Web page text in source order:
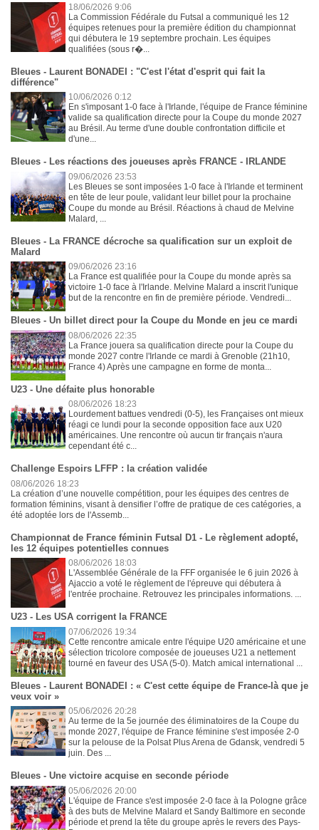
18/06/2026 9:06
La Commission Fédérale du Futsal a communiqué les 12
équipes retenues pour la première édition du championnat
qui débutera le 19 septembre prochain. Les équipes
qualifiées (sous r�...
Bleues - Laurent BONADEI : "C'est l'état d'esprit qui fait la
différence"
10/06/2026 0:12
En s'imposant 1-0 face à l'Irlande, l'équipe de France féminine
valide sa qualification directe pour la Coupe du monde 2027
au Brésil. Au terme d'une double confrontation difficile et
d'une...
Bleues - Les réactions des joueuses après FRANCE - IRLANDE
09/06/2026 23:53
Les Bleues se sont imposées 1-0 face à l'Irlande et terminent
en tête de leur poule, validant leur billet pour la prochaine
Coupe du monde au Brésil. Réactions à chaud de Melvine
Malard, ...
Bleues - La FRANCE décroche sa qualification sur un exploit de
Malard
09/06/2026 23:16
La France est qualifiée pour la Coupe du monde après sa
victoire 1-0 face à l'Irlande. Melvine Malard a inscrit l'unique
but de la rencontre en fin de première période. Vendredi...
Bleues - Un billet direct pour la Coupe du Monde en jeu ce mardi
08/06/2026 22:35
La France jouera sa qualification directe pour la Coupe du
monde 2027 contre l'Irlande ce mardi à Grenoble (21h10,
France 4) Après une campagne en forme de monta...
U23 - Une défaite plus honorable
08/06/2026 18:23
Lourdement battues vendredi (0-5), les Françaises ont mieux
réagi ce lundi pour la seconde opposition face aux U20
américaines. Une rencontre où aucun tir français n'aura
cependant été c...
Challenge Espoirs LFFP : la création validée
08/06/2026 18:23
La création d’une nouvelle compétition, pour les équipes des centres de
formation féminins, visant à densifier l’offre de pratique de ces catégories, a
été adoptée lors de l'Assemb...
Championnat de France féminin Futsal D1 - Le règlement adopté,
les 12 équipes potentielles connues
08/06/2026 18:03
L'Assemblée Générale de la FFF organisée le 6 juin 2026 à
Ajaccio a voté le règlement de l'épreuve qui débutera à
l'entrée prochaine. Retrouvez les principales informations. ...
U23 - Les USA corrigent la FRANCE
07/06/2026 19:34
Cette rencontre amicale entre l'équipe U20 américaine et une
sélection tricolore composée de joueuses U21 a nettement
tourné en faveur des USA (5-0). Match amical international ...
Bleues - Laurent BONADEI : « C'est cette équipe de France-là que je
veux voir »
05/06/2026 20:28
Au terme de la 5e journée des éliminatoires de la Coupe du
monde 2027, l'équipe de France féminine s'est imposée 2-0
sur la pelouse de la Polsat Plus Arena de Gdansk, vendredi 5
juin. Des ...
Bleues - Une victoire acquise en seconde période
05/06/2026 20:00
L'équipe de France s'est imposée 2-0 face à la Pologne grâce
à des buts de Melvine Malard et Sandy Baltimore en seconde
période et prend la tête du groupe après le revers des Pays-